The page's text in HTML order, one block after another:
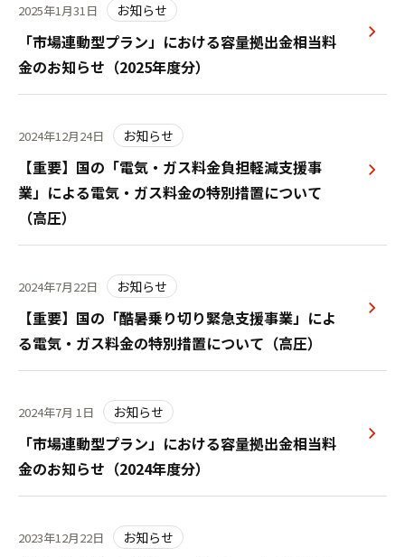
「市場連動型プラン」における容量拠出金相当料
金のお知らせ（2025年度分）
2025年1月31日 お知らせ
【重要】国の「電気・ガス料金負担軽減支援事
業」による電気・ガス料金の特別措置について
（高圧）
2024年12月24日 お知らせ
【重要】国の「酷暑乗り切り緊急支援事業」によ
る電気・ガス料金の特別措置について（高圧）
2024年7月22日 お知らせ
「市場連動型プラン」における容量拠出金相当料
金のお知らせ（2024年度分）
2024年7月 1日 お知らせ
2023年12月22日 お知らせ